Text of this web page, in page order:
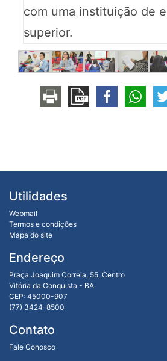
com uma instituição de
superior.
Utilidades
Webmail
Termos e condições
Mapa do site
Endereço
Praça Joaquim Correia, 55, Centro
Vitória da Conquista - BA
CEP: 45000-907
(77) 3424-8500
Contato
Fale Conosco